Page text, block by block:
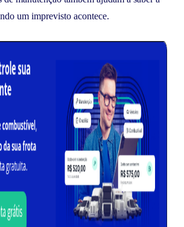
um imprevisto acontece.